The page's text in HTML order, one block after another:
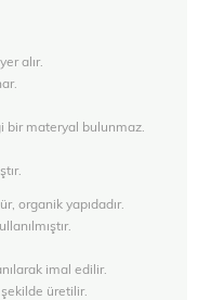
alır.
bir materyal bulunmaz.
organik yapıdadır.
imal edilir.
üretilir.